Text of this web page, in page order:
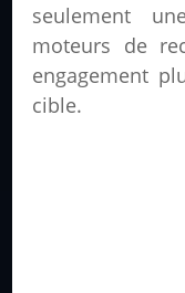
seulement
moteurs de
engagement
cible.